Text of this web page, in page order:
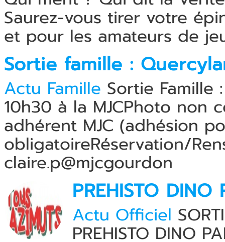
Saurez-vous tirer votre
et pour les amateurs de
Sortie famille :
Actu Famille Sortie Famille
10h30 à la MJCPhoto non
adhérent MJC (adhésion
obligatoireRéservation/
claire.p@mjcgourdon
PREHISTO DINO
Actu Officiel
PREHISTO DINO